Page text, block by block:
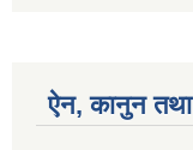
ऐन, कानुन तथा